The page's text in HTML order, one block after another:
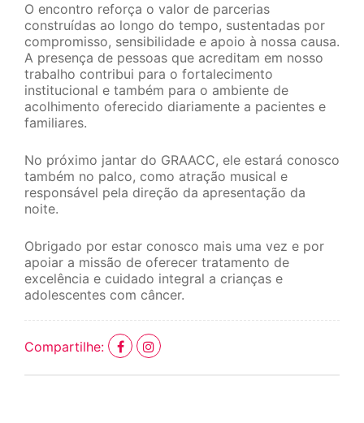
O encontro reforça o valor de parcerias
construídas ao longo do tempo, sustentadas por
compromisso, sensibilidade e apoio à nossa causa.
A presença de pessoas que acreditam em nosso
trabalho contribui para o fortalecimento
institucional e também para o ambiente de
acolhimento oferecido diariamente a pacientes e
familiares.
No próximo jantar do GRAACC, ele estará conosco
também no palco, como atração musical e
responsável pela direção da apresentação da
noite.
Obrigado por estar conosco mais uma vez e por
apoiar a missão de oferecer tratamento de
excelência e cuidado integral a crianças e
adolescentes com câncer.
Compartilhe: